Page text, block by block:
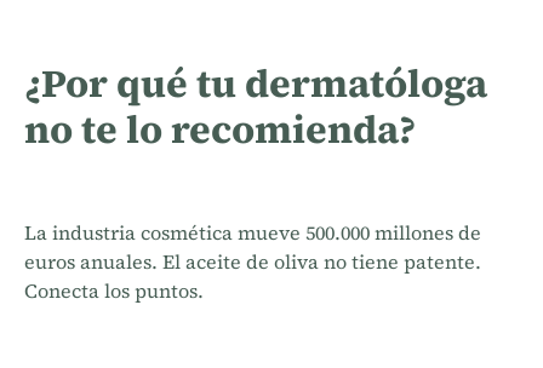
¿Por qué tu dermatóloga
no te lo recomienda?
La industria cosmética mueve 500.000 millones de
euros anuales. El aceite de oliva no tiene patente.
Conecta los puntos.